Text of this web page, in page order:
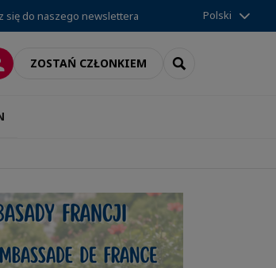
się do naszego newslettera Polski
ZOSTAŃ CZŁONKIEM SEARCH